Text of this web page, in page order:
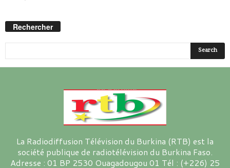
Rechercher
La Radiodiffusion Télévision du Burkina (RTB) est la
société publique de radiotélévision du Burkina Faso.
Adresse : 01 BP 2530 Ouagadougou 01 Tél : (+226) 25